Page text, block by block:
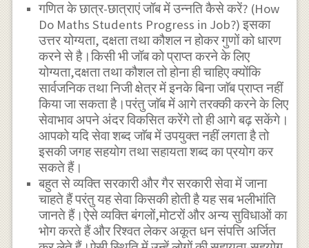
गणित के छात्र-छात्राएं जॉब में उन्नति कैसे करें? (How
Do Maths Students Progress in Job?) इसका
उत्तर योग्यता, दक्षता तथा कौशल न होकर गुणों को धारण
करने से है।किसी भी जॉब को प्राप्त करने के लिए
योग्यता,दक्षता तथा कौशल तो होना ही चाहिए क्योंकि
सार्वजनिक तथा निजी क्षेत्र में इनके बिना जाॅब प्राप्त नहीं
किया जा सकता है।परंतु जाॅब में आगे तरक्की करने के लिए
सेवाभाव अपने अंदर विकसित करेंगे तो ही आगे बढ़ सकेंगे।
आपको यदि सेवा शब्द जाॅब में उपयुक्त नहीं लगता है तो
इसकी जगह सहयोग तथा सहायता शब्द का प्रयोग कर
सकते हैं।
बहुत से व्यक्ति सरकारी और गैर सरकारी सेवा में जाना
चाहते हैं परंतु यह सेवा किसकी होती है यह सब भलीभांति
जानते हैं।ऐसे व्यक्ति बंगलों,मोटरों और अन्य सुविधाओं का
भोग करते हैं और रिश्वत लेकर अकूत धन संपत्ति अर्जित